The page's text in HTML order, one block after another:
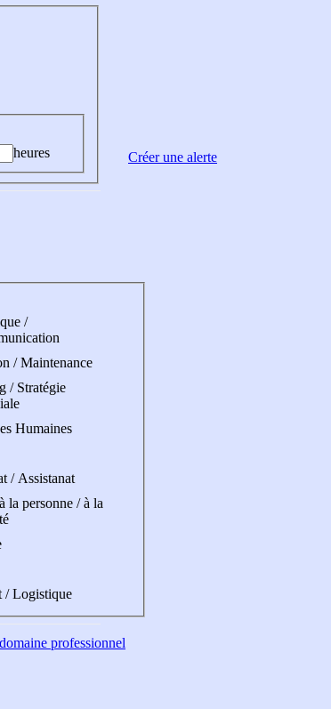
heures
/
/ Maintenance
/ Stratégie
Humaines
/ Assistanat
la personne / à la
/ Logistique
professionnel
Créer une alerte